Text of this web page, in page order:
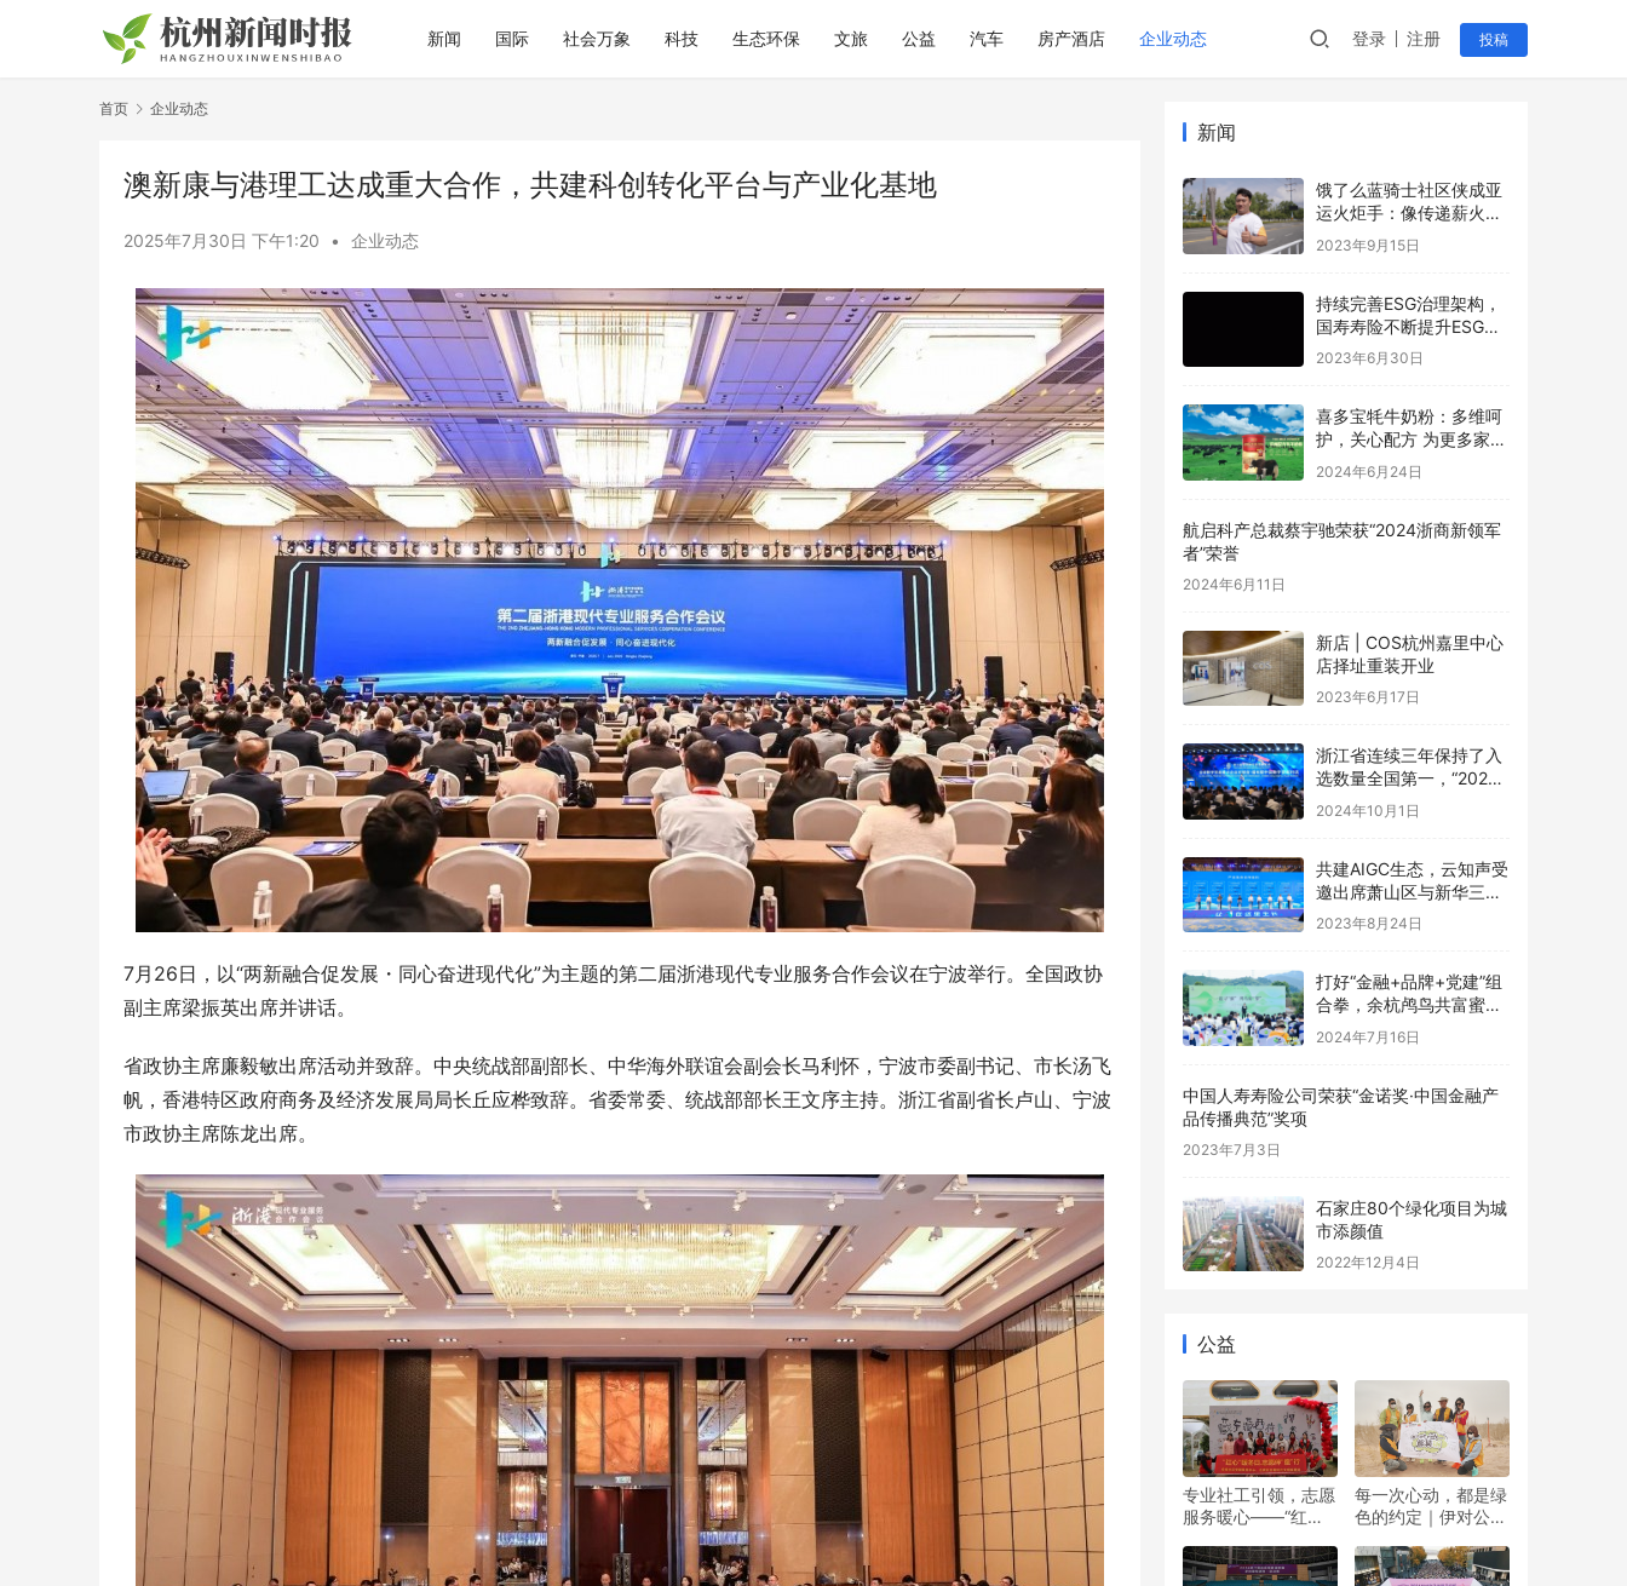
新闻 国际 社会万象 科技 生态环保 文旅 公益 汽车 房产酒店 企业动态 登录 注册 投稿
首页 企业动态
澳新康与港理工达成重大合作，共建科创转化平台与产业化基地
2025年7月30日 下午1:20 • 企业动态
7月26日，以“两新融合促发展・同心奋进现代化”为主题的第二届浙港现代专业服务合作会议在宁波举行。全国政协
副主席梁振英出席并讲话。
省政协主席廉毅敏出席活动并致辞。中央统战部副部长、中华海外联谊会副会长马利怀，宁波市委副书记、市长汤飞
帆，香港特区政府商务及经济发展局局长丘应桦致辞。省委常委、统战部部长王文序主持。浙江省副省长卢山、宁波
市政协主席陈龙出席。
新闻
饿了么蓝骑士社区侠成亚
运火炬手：像传递薪火一
样传递好每份订单
2023年9月15日
持续完善ESG治理架构，
国寿寿险不断提升ESG管
理水平
2023年6月30日
喜多宝牦牛奶粉：多维呵
护，关心配方 为更多家庭
的健康保驾护航
2024年6月24日
航启科产总裁蔡宇驰荣获“2024浙商新领军
者”荣誉
2024年6月11日
新店 | COS杭州嘉里中心
店择址重装开业
2023年6月17日
浙江省连续三年保持了入
选数量全国第一，“2024
数字贸易系列评选”在杭州
2024年10月1日
共建AIGC生态，云知声受
邀出席萧山区与新华三集
团共建图灵小镇发布会并
2023年8月24日
打好“金融+品牌+党建”组
合拳，余杭鸬鸟共富蜜梨
开满“林”
2024年7月16日
中国人寿寿险公司荣获“金诺奖·中国金融产
品传播典范”奖项
2023年7月3日
石家庄80个绿化项目为城
市添颜值
2022年12月4日
公益
专业社工引领，志愿
服务暖心——“红心”
每一次心动，都是绿
色的约定｜伊对公益
双向奔赴